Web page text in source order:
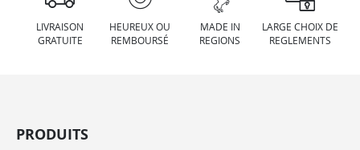
LIVRAISON
GRATUITE
HEUREUX OU
REMBOURSÉ
MADE IN
REGIONS
LARGE CHOIX DE
REGLEMENTS
PRODUITS